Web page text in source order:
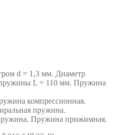
d = 1,3 мм. Диаметр
L = 110 мм. Пружина
компрессионная.
пружина.
Пружина прижимная.